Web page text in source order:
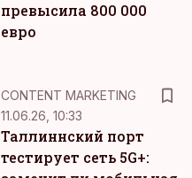
превысила 800 000
евро
CONTENT MARKETING
11.06.26, 10:33
Таллиннский порт
тестирует сеть 5G+: